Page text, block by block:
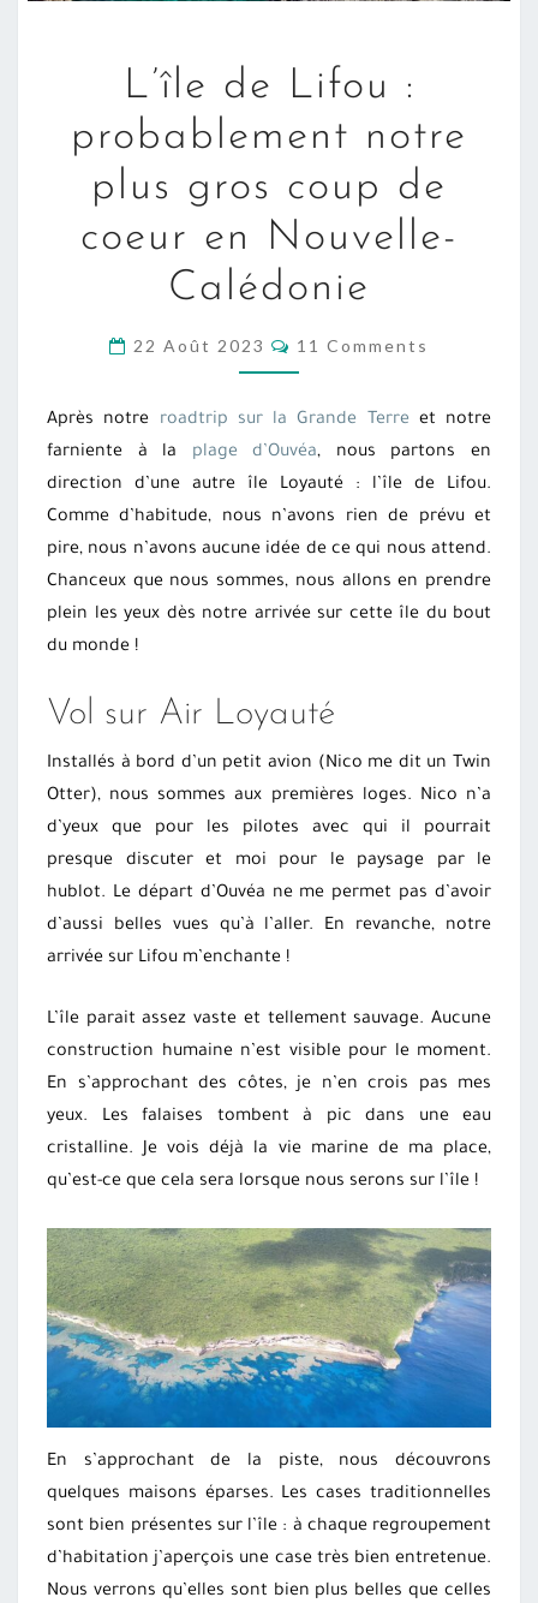
DE
:
PROBABLEMENT
NOTRE
PLUS
GROS
DE
COEUR
EN
NOUVELLE-
CALÉDONIE
L’île de Lifou :
probablement notre
plus gros coup de
coeur en Nouvelle-
Calédonie
22 Août 2023 COMMENTS
11 Comments
Après notre roadtrip sur la Grande Terre et notre
farniente à la plage d’Ouvéa, nous partons en
direction d’une autre île Loyauté : l’île de Lifou.
Comme d’habitude, nous n’avons rien de prévu et
pire, nous n’avons aucune idée de ce qui nous attend.
Chanceux que nous sommes, nous allons en prendre
plein les yeux dès notre arrivée sur cette île du bout
du monde !
Vol sur Air Loyauté
Installés à bord d’un petit avion (Nico me dit un Twin
Otter), nous sommes aux premières loges. Nico n’a
d’yeux que pour les pilotes avec qui il pourrait
presque discuter et moi pour le paysage par le
hublot. Le départ d’Ouvéa ne me permet pas d’avoir
d’aussi belles vues qu’à l’aller. En revanche, notre
arrivée sur Lifou m’enchante !
L’île parait assez vaste et tellement sauvage. Aucune
construction humaine n’est visible pour le moment.
En s’approchant des côtes, je n’en crois pas mes
yeux. Les falaises tombent à pic dans une eau
cristalline. Je vois déjà la vie marine de ma place,
qu’est-ce que cela sera lorsque nous serons sur l’île !
En s’approchant de la piste, nous découvrons
quelques maisons éparses. Les cases traditionnelles
sont bien présentes sur l’île : à chaque regroupement
d’habitation j’aperçois une case très bien entretenue.
Nous verrons qu’elles sont bien plus belles que celles